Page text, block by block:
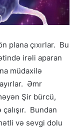
plana çıxırlar. Bu
irəli aparan
müdaxilə
Əmr
Şir bürcü,
Bundan
və sevgi dolu